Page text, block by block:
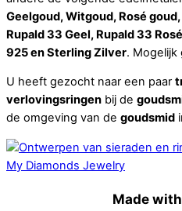
Geelgoud, Witgoud, Rosé
Rupald 33 Geel, Rupald 33
925 en Sterling Zilver. Mogelijk
U heeft gezocht naar een paar
verlovingsringen bij de
de omgeving van de goudsmid
Made